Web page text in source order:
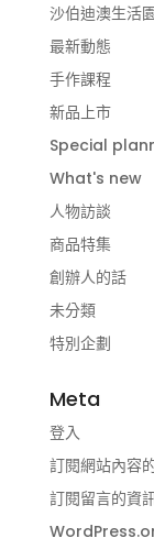
沙伯迪澳生活
最新動態
手作課程
新品上市
Special
What's new
人物訪談
商品特集
創辦人的話
未分類
特別企劃
Meta
登入
訂閱網站內容
訂閱留言的資